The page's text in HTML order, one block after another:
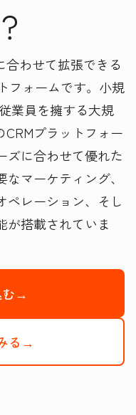
わせて拡張できる
フォームです。小規
業員を擁する大規
プラットフォー
ズに合わせて優れた
マーケティング、
ペレーション、そし
が搭載されていま
む→
る→